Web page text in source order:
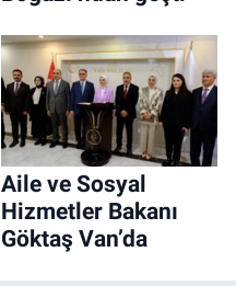
Aile ve Sosyal
Hizmetler Bakanı
Göktaş Van’da